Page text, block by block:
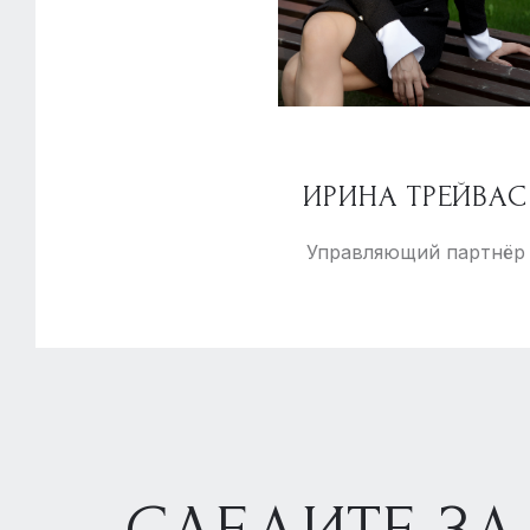
ИРИНА ТРЕЙВАС
Управляющий партнёр